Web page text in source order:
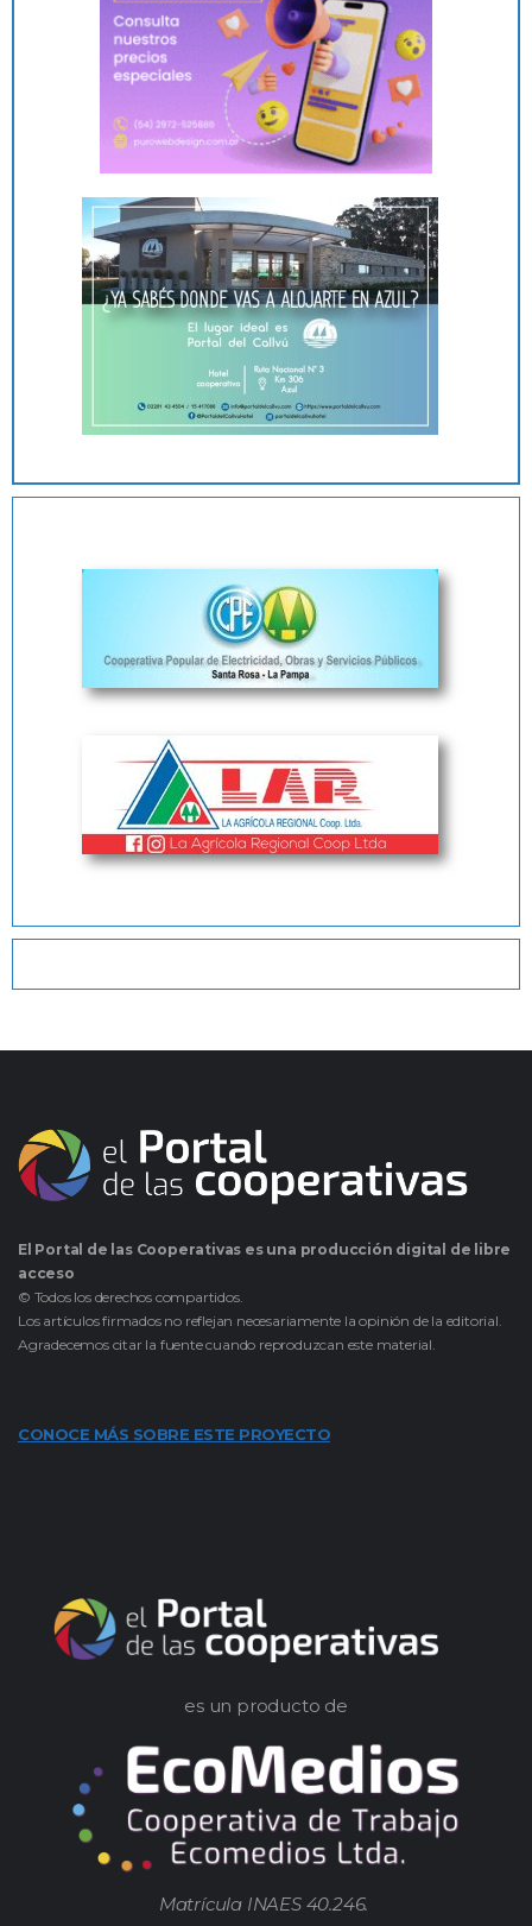
El Portal de las Cooperativas es una producción digital de libre
acceso
© Todos los derechos compartidos.
Los artículos firmados no reflejan necesariamente la opinión de la editorial.
Agradecemos citar la fuente cuando reproduzcan este material.
CONOCE MÁS SOBRE ESTE PROYECTO
es un producto de
Matrícula INAES 40.246.